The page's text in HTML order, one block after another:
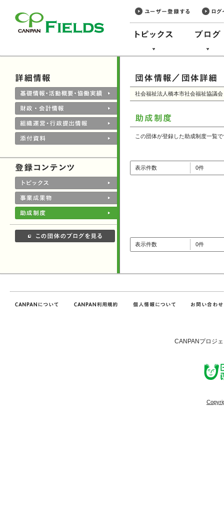
社会福祉法人橋本市社会福祉協議会
この団体が登録した助成制度一覧
表示件数 0件
表示件数 0件
CANPANプロジ